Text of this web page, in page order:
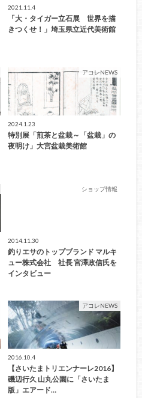
2021.11.4
「大・タイガー立石展 世界を描
きつくせ！」埼玉県立近代美術館
アコレNEWS
2024.1.23
特別展「煎茶と盆栽～「盆栽」の
夜明け」大宮盆栽美術館
ショップ情報
2014.11.30
釣りエサのトップブランド マルキ
ュー株式会社 社長 宮澤政信氏を
インタビュー
アコレNEWS
2016.10.4
【さいたまトリエンナーレ2016】
磯辺行久 山丸公園に「さいたま
版」エアード…